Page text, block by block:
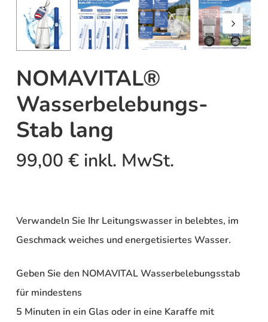
NOMAVITAL®
Wasserbelebungs-
Stab lang
99,00 € inkl. MwSt.
Verwandeln Sie Ihr Leitungswasser in belebtes, im
Geschmack weiches und energetisiertes Wasser.
Geben Sie den NOMAVITAL Wasserbelebungsstab
für mindestens
5 Minuten in ein Glas oder in eine Karaffe mit